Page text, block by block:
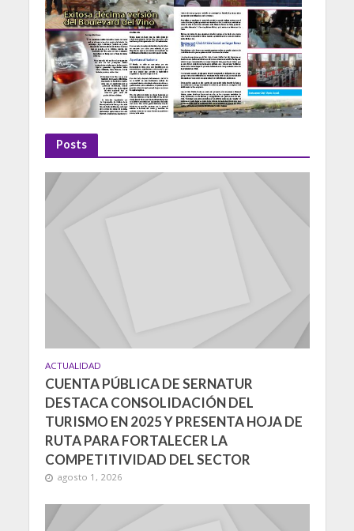
Posts
ACTUALIDAD
CUENTA PÚBLICA DE SERNATUR
DESTACA CONSOLIDACIÓN DEL
TURISMO EN 2025 Y PRESENTA HOJA DE
RUTA PARA FORTALECER LA
COMPETITIVIDAD DEL SECTOR
agosto 1, 2026